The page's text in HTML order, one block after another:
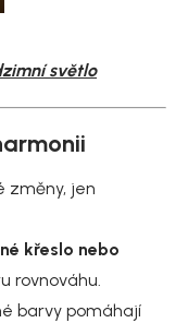
světlo
změny, jen
křeslo nebo
rovnováhu.
barvy pomáhají